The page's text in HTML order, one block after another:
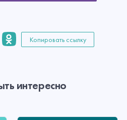
Копировать ссылку
интересно